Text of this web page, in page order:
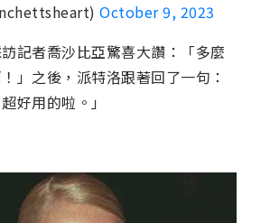
October 9, 2023
記者喬沙比亞驚喜大讚：「多麼
」之後，派特洛跟著回了一句：
好用的啦。」